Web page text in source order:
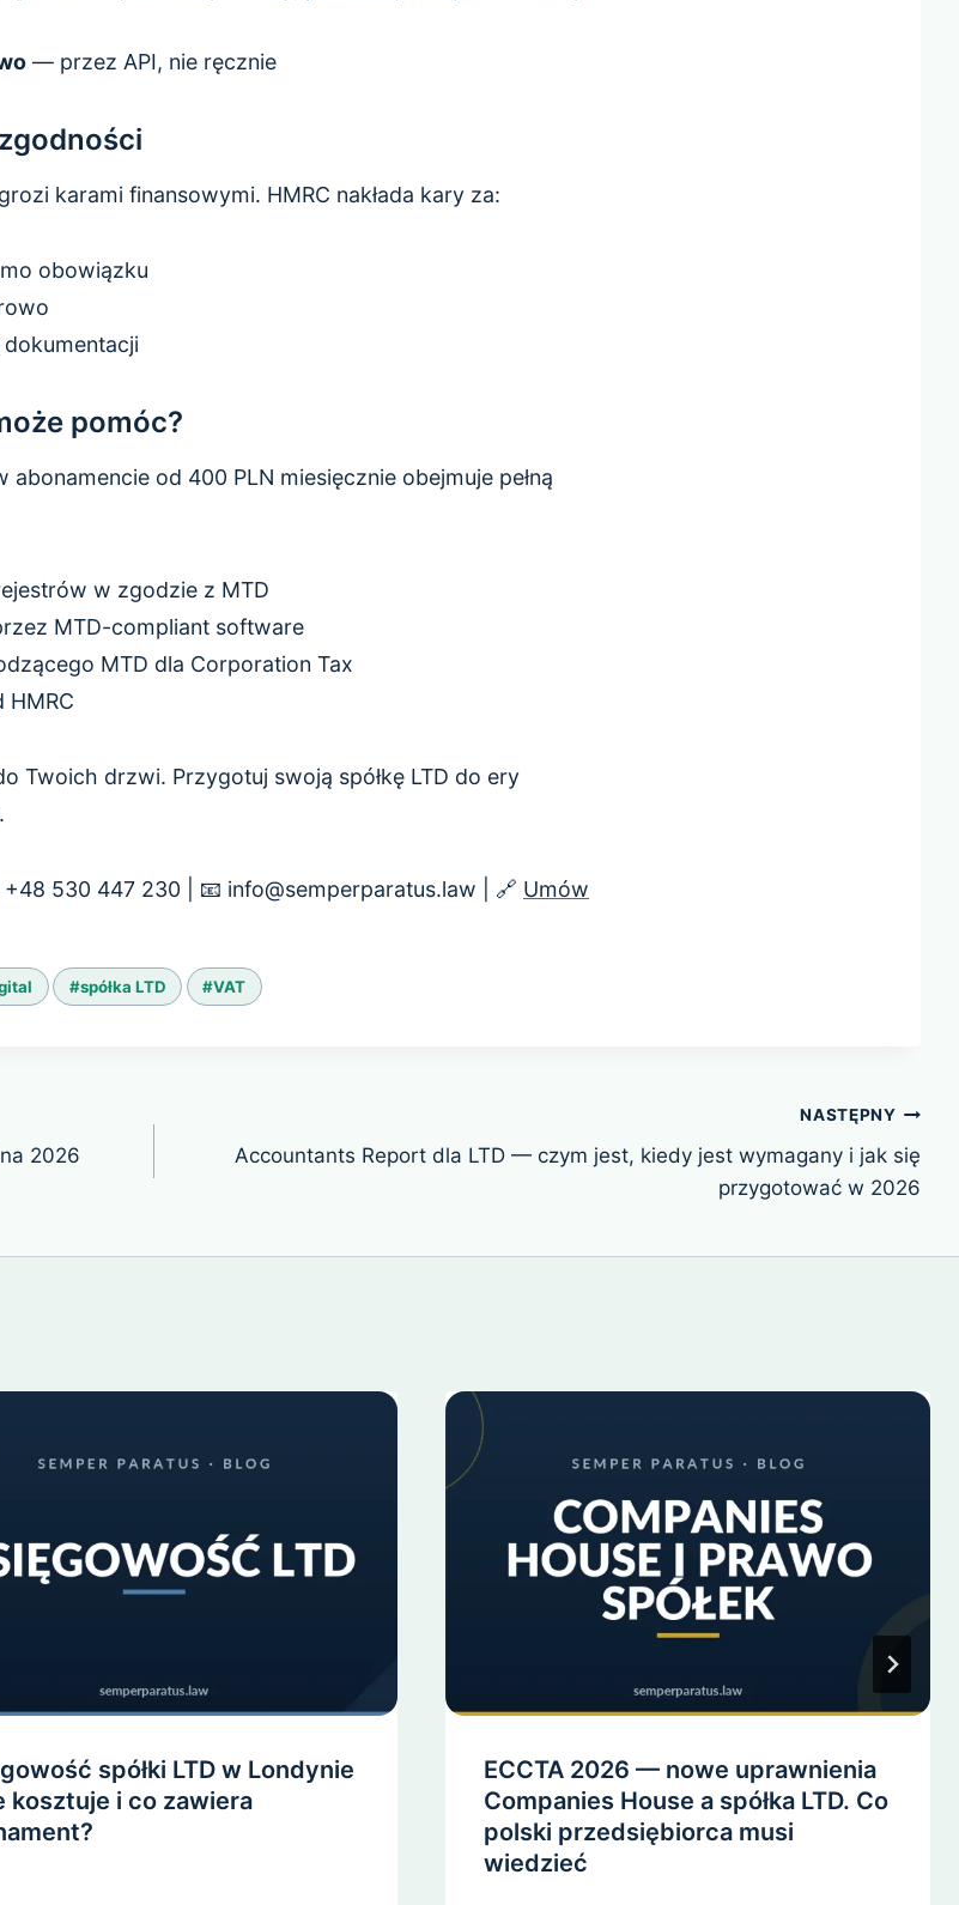
— przez API, nie ręcznie
karami finansowymi. HMRC nakłada kary za:
obowiązku
pomóc?
od 400 PLN miesięcznie obejmuje pełną
w zgodzie z MTD
MTD-compliant software
MTD dla Corporation Tax
HMRC
Twoich drzwi. Przygotuj swoją spółkę LTD do ery
+48 530 447 230 | 📧 info@semperparatus.law | 🔗 Umów
#spółka LTD #VAT
2026
NASTĘPNY
Accountants Report dla LTD — czym jest, kiedy jest wymagany i jak się
przygotować w 2026
spółki LTD w Londynie
kosztuje i co zawiera
ECCTA 2026 — nowe uprawnienia
Companies House a spółka LTD. Co
polski przedsiębiorca musi
wiedzieć